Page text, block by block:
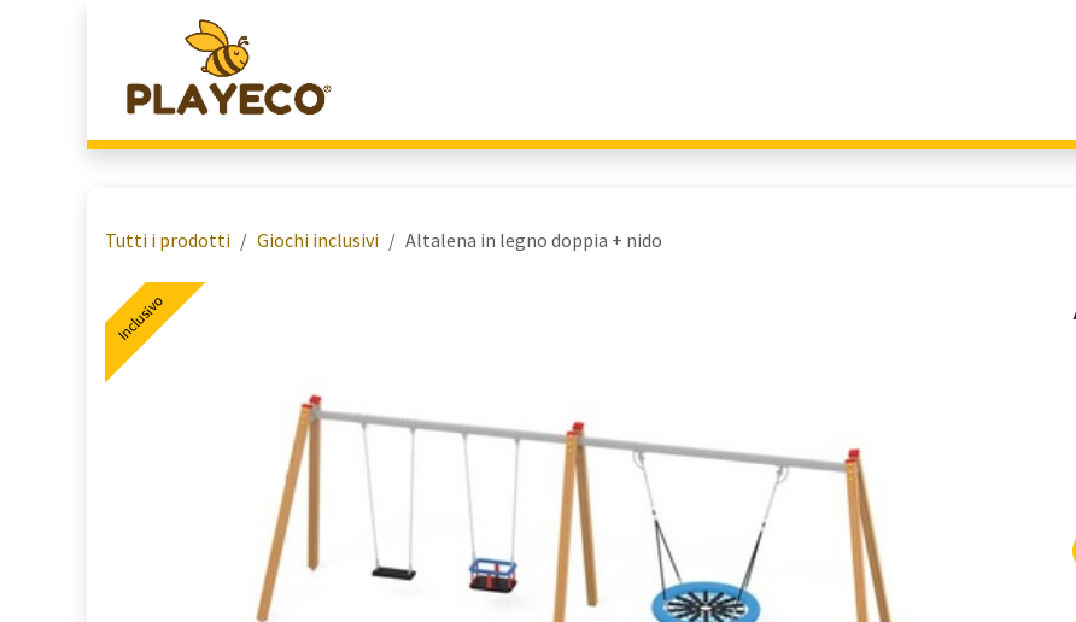
Tutti i prodotti Giochi inclusivi Altalena in legno doppia + nido
Inclusivo